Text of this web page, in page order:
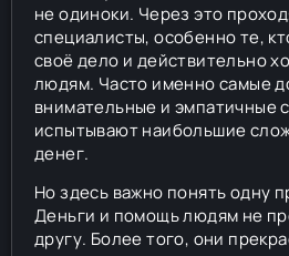
не одиноки. Через это
специалисты, особенно те,
своё дело и действительно
людям. Часто именно самые
внимательные и эмпатичные
испытывают наибольшие
денег.
Но здесь важно понять одну
Деньги и помощь людям не
другу. Более того, они